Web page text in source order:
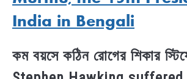
India in Bengali
কম বয়সে কঠিন রোগের শিকার